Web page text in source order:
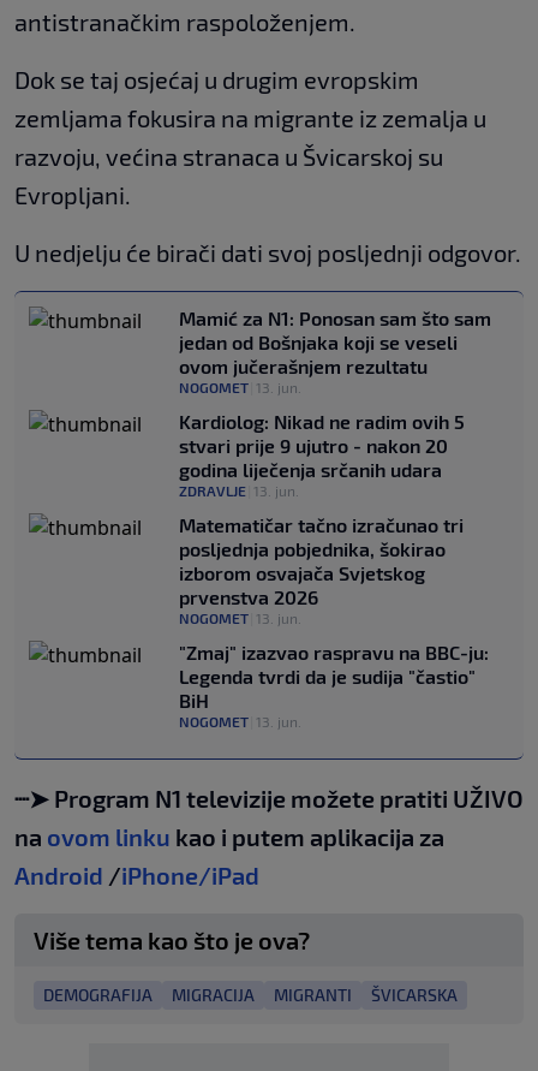
antistranačkim raspoloženjem.
Dok se taj osjećaj u drugim evropskim
zemljama fokusira na migrante iz zemalja u
razvoju, većina stranaca u Švicarskoj su
Evropljani.
U nedjelju će birači dati svoj posljednji odgovor.
Mamić za N1: Ponosan sam što sam
jedan od Bošnjaka koji se veseli
ovom jučerašnjem rezultatu
NOGOMET 13. jun.
Kardiolog: Nikad ne radim ovih 5
stvari prije 9 ujutro - nakon 20
godina liječenja srčanih udara
ZDRAVLJE 13. jun.
Matematičar tačno izračunao tri
posljednja pobjednika, šokirao
izborom osvajača Svjetskog
prvenstva 2026
NOGOMET 13. jun.
"Zmaj" izazvao raspravu na BBC-ju:
Legenda tvrdi da je sudija "častio"
BiH
NOGOMET 13. jun.
┈➤ Program N1 televizije možete pratiti UŽIVO
na ovom linku kao i putem aplikacija za
Android /iPhone/iPad
Više tema kao što je ova?
DEMOGRAFIJA MIGRACIJA MIGRANTI ŠVICARSKA